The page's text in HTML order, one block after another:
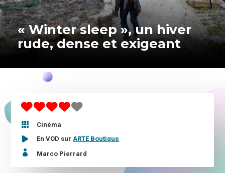
« Winter sleep », un hiver
rude, dense et exigeant

Cinéma
En VOD surARTE Boutique
 Marco Pierrard